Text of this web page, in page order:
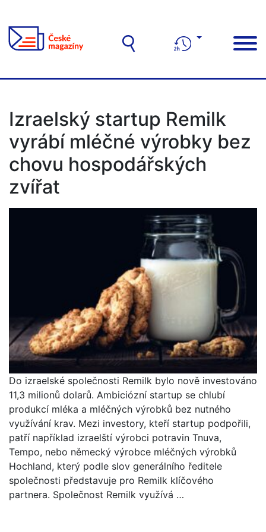
Izraelský startup Remilk
vyrábí mléčné výrobky bez
chovu hospodářských
zvířat
Do izraelské společnosti Remilk bylo nově investováno
11,3 milionů dolarů. Ambiciózní startup se chlubí
produkcí mléka a mléčných výrobků bez nutného
využívání krav. Mezi investory, kteří startup podpořili,
patří například izraelští výrobci potravin Tnuva,
Tempo, nebo německý výrobce mléčných výrobků
Hochland, který podle slov generálního ředitele
společnosti představuje pro Remilk klíčového
partnera. Společnost Remilk využívá …